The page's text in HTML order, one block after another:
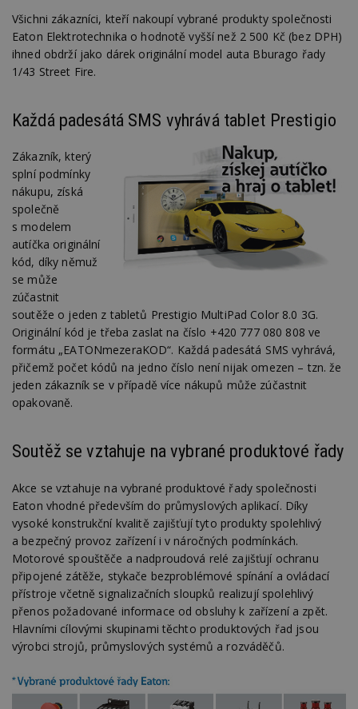
Všichni zákazníci, kteří nakoupí vybrané produkty společnosti
Eaton Elektrotechnika o hodnotě vyšší než 2 500 Kč (bez DPH)
ihned obdrží jako dárek originální model auta Bburago řady
1/43 Street Fire.
Každá padesátá SMS vyhrává tablet Prestigio
Zákazník, který
splní podmínky
nákupu, získá
společně
s modelem
autíčka originální
kód, díky němuž
se může
zúčastnit
soutěže o jeden z tabletů Prestigio MultiPad Color 8.0 3G.
Originální kód je třeba zaslat na číslo +420 777 080 808 ve
formátu „EATONmezeraKOD“. Každá padesátá SMS vyhrává,
přičemž počet kódů na jedno číslo není nijak omezen – tzn. že
jeden zákazník se v případě více nákupů může zúčastnit
opakovaně.
Soutěž se vztahuje na vybrané produktové řady
Akce se vztahuje na vybrané produktové řady společnosti
Eaton vhodné především do průmyslových aplikací. Díky
vysoké konstrukční kvalitě zajišťují tyto produkty spolehlivý
a bezpečný provoz zařízení i v náročných podmínkách.
Motorové spouštěče a nadproudová relé zajišťují ochranu
připojené zátěže, stykače bezproblémové spínání a ovládací
přístroje včetně signalizačních sloupků realizují spolehlivý
přenos požadované informace od obsluhy k zařízení a zpět.
Hlavními cílovými skupinami těchto produktových řad jsou
výrobci strojů, průmyslových systémů a rozváděčů.